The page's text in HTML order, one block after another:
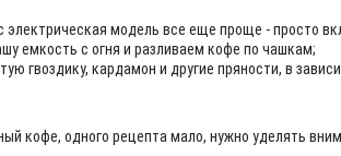
модель все еще проще - просто
емкость с огня и разливаем кофе по чашкам;
гвоздику, кардамон и другие пряности, в
кофе, одного рецепта мало, нужно уделять